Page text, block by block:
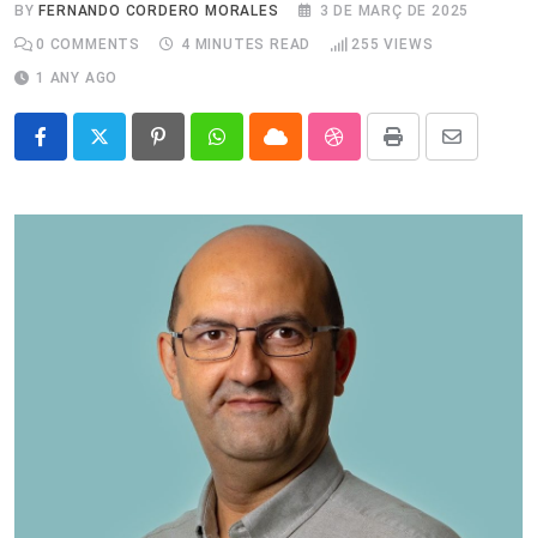
BY FERNANDO CORDERO MORALES
3 DE MARÇ DE 2025
0 COMMENTS 4 MINUTES READ 255 VIEWS
1 ANY AGO
PinterestWhatsappCloud StumbleUpon
Print
Share
Email